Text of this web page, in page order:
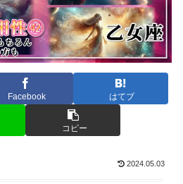
Facebook はてブ
コピー
2024.05.03